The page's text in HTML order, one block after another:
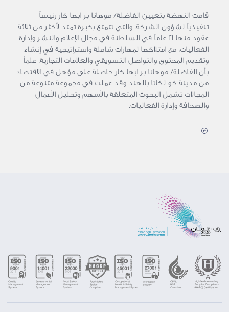
قامت النهضة بتعيين الفاضلة/ موهانا بر ابها كار رئيساً
تنفيذياً لشؤون الشركة، والتي تتمتع بخبرة تمتد لأكثر من ثلاثة
عقود منها 21 عاماً في السلطنة في مجال الإعلام والنشر وإدارة
الفعاليات، مع امتلاكها لمهارات شاملة واستراتيجية في إنشاء
وتقديم المحتوى والتواصل التسويقي والعلامات التجارية. علماً
بأن الفاضلة/ موهانا بر ابها كار حاصلة على مؤهل في الاقتصاد
من مدينة كو لكاتا بالهند وقد عملت في مجموعة متنوعة من
المجالات تشمل البحوث المتعلقة بالأسهم وتحليل الأعمال
والصحافة وإدارة الفعاليات.